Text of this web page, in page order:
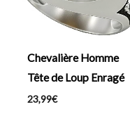
Chevalière Homme
Tête de Loup Enragé
23,99€